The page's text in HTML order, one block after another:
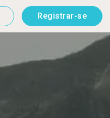
Registrar-se